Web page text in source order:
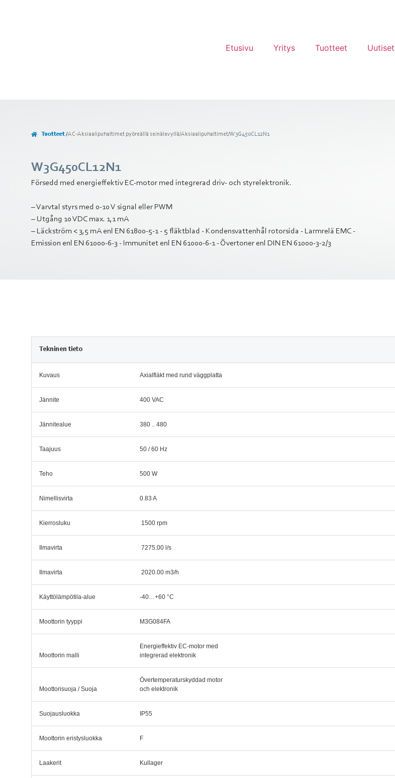
Etusivu Yritys Tuotteet Uutiset
Tuotteet /AC-Aksiaalipuhaltimet pyöreällä seinälevyllä/Aksiaalipuhaltimet/W3G450CL12N1
W3G450CL12N1
Försedd med energieffektiv EC-motor med integrerad driv- och styrelektronik.
– Varvtal styrs med 0-10 V signal eller PWM
– Utgång 10 VDC max. 1,1 mA
– Läckström < 3,5 mA enl EN 61800-5-1 - 5 fläktblad - Kondensvattenhål rotorsida - Larmrelä EMC -
Emission enl EN 61000-6-3 - Immunitet enl EN 61000-6-1 - Övertoner enl DIN EN 61000-3-2/3
Tekninen tieto
Kuvaus Axialfläkt med rund väggplatta
Jännite 400 VAC
Jännitealue 380 .. 480
Taajuus 50 / 60 Hz
Teho 500 W
Nimellisvirta 0.83 A
Kierrosluku 1500 rpm
Ilmavirta 7275.00 l/s
Ilmavirta 2020.00 m3/h
Käyttölämpötila-alue -40…+60 °C
Moottorin tyyppi M3G084FA
Moottorin malli
Energieffektiv EC-motor med
integrerad elektronik
Moottorisuoja / Suoja
Övertemperaturskyddad motor
och elektronik
Suojausluokka IP55
Moottorin eristysluokka F
Laakerit Kullager